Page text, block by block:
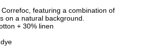
featuring a combination of
on a natural background.
+ 30% linen